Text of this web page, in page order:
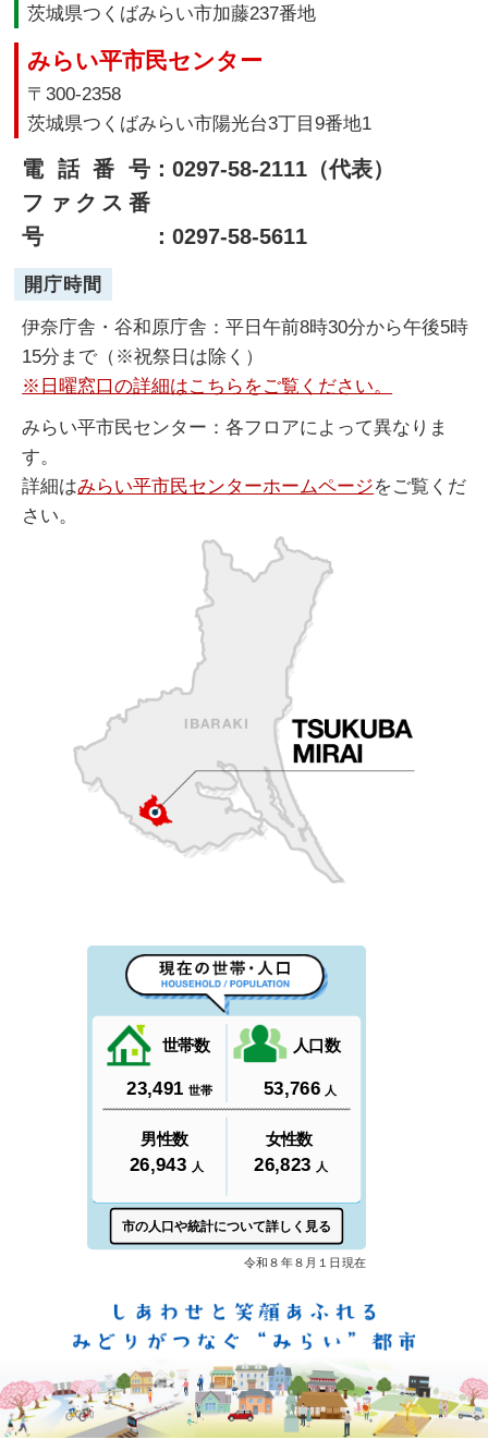
茨城県つくばみらい市加藤237番地
みらい平市民センター
〒300-2358
茨城県つくばみらい市陽光台3丁目9番地1
電話番号：0297-58-2111（代表）
ファクス番
号
：0297-58-5611
開庁時間
伊奈庁舎・谷和原庁舎：平日午前8時30分から午後5時
15分まで（※祝祭日は除く）
※日曜窓口の詳細はこちらをご覧ください。
みらい平市民センター：各フロアによって異なりま
す。
詳細はみらい平市民センターホームページをご覧くだ
さい。